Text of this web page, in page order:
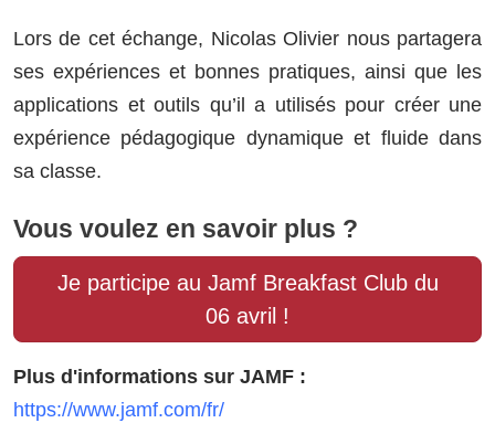
Lors de cet échange, Nicolas Olivier nous partagera
ses expériences et bonnes pratiques, ainsi que les
applications et outils qu’il a utilisés pour créer une
expérience pédagogique dynamique et fluide dans
sa classe.
Vous voulez en savoir plus ?
Je participe au Jamf Breakfast Club du
06 avril !
Plus d'informations sur JAMF :
https://www.jamf.com/fr/